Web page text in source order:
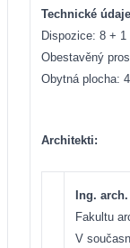
Technické
Dispozice: 8 + 1
Obestavěný
Obytná plocha:
Architekti:
Ing.
Fakultu
V